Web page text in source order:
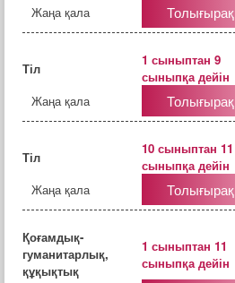
Жаңа қала
Толығырақ
Тіл
1 сыныптан 9
сыныпқа дейін
Жаңа қала
Толығырақ
Тіл
10 сыныптан 11
сыныпқа дейін
Жаңа қала
Толығырақ
Қоғамдық-
гуманитарлық,
құқықтық
1 сыныптан 11
сыныпқа дейін